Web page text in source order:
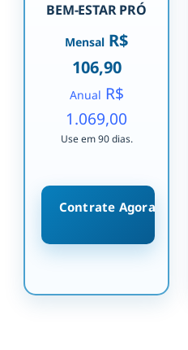
BEM-ESTAR PRÓ
Mensal R$
106,90
Anual R$
1.069,00
Use em 90 dias.
Contrate Agora